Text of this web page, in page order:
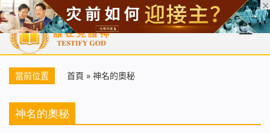
首頁 每日靈糧 天國福音 基督徒見證 信仰解答 聖經
當前位置 首頁 » 神名的奧秘
神名的奧秘